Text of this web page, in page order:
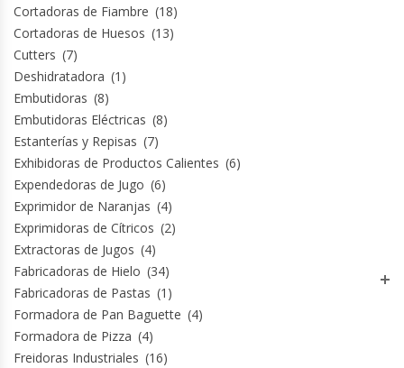
Licuadoras Industriales
Mesones De Trabajo
Mesones Refrigerados
Mesones Saladette
Módulos De Acero Inoxidable
Moledoras De Carne
Molinillos Para Café
Mural De Lácteos
Cortadoras de Fiambre (18)
Cortadoras de Huesos (13)
Cutters (7)
Deshidratadora (1)
Embutidoras (8)
Embutidoras Eléctricas (8)
Estanterías y Repisas (7)
Exhibidoras de Productos Calientes (6)
Expendedoras de Jugo (6)
Exprimidor de Naranjas (4)
Exprimidoras de Cítricos (2)
Extractoras de Jugos (4)
Fabricadoras de Hielo (34)
Fabricadoras de Pastas (1)
Formadora de Pan Baguette (4)
Formadora de Pizza (4)
Freidoras Industriales (16)